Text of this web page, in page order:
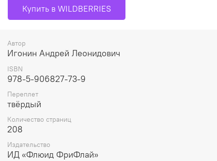
Купить в WILDBERRIES
Автор
Игонин Андрей Леонидович
ISBN
978-5-906827-73-9
Переплет
твёрдый
Количество страниц
208
Издательство
ИД «Флюид ФриФлай»